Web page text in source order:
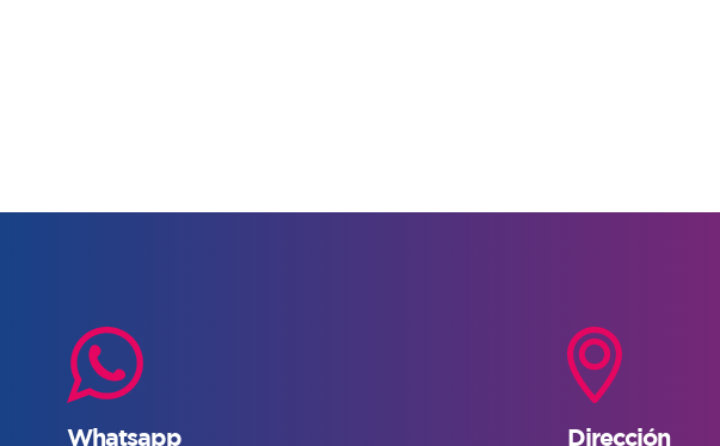
Whatsapp Dirección